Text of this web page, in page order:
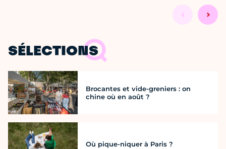
SÉLECTIONS
Brocantes et vide-greniers : on
chine où en août ?
Où pique-niquer à Paris ?